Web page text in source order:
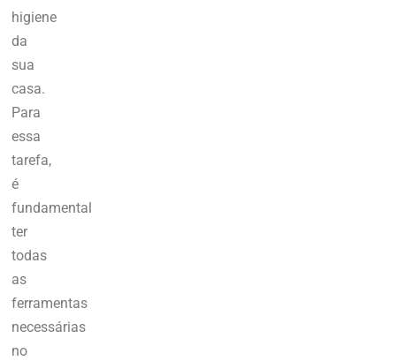
higiene
da
sua
casa.
Para
essa
tarefa,
é
fundamental
ter
todas
as
ferramentas
necessárias
no